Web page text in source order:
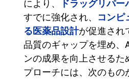
により、
ドラッグリパ
すでに強化され、 コンピ
る医薬品設計が促進され
品質のギャップを埋め、
ンの成果を向上させるた
プローチには、次のもの